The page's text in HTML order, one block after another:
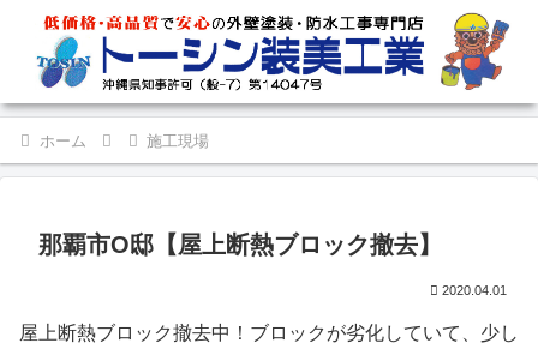
ホーム 施工現場
那覇市O邸【屋上断熱ブロック撤去】
2020.04.01
屋上断熱ブロック撤去中！ブロックが劣化していて、少し